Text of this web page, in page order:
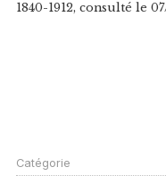
1840-1912, consulté le
Catégorie